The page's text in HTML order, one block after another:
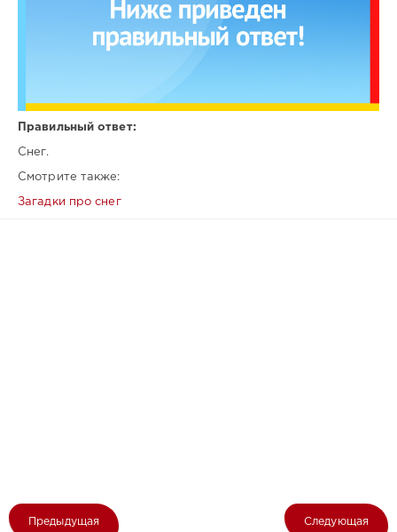
Правильный ответ:
Снег.
Смотрите также:
Загадки про снег
Предыдущая Следующая